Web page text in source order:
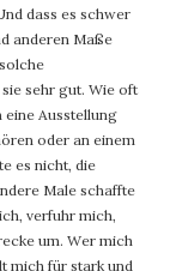
dass es schwer
anderen Maße
sehr gut. Wie oft
eine Ausstellung
oder an einem
es nicht, die
Male schaffte
verfuhr mich,
um. Wer mich
mich für stark und